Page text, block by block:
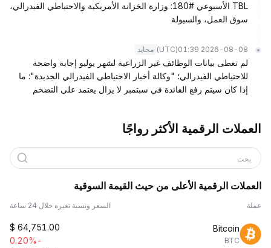
TBL الأسبوعي #180: وزارة الخزانة الأمريكية والاحتياطي الفيدرالي،
سوق العمل، والسيولة
2026-08-08 01:39
(UTC) محايد
لم تعطى بيانات الوظائف غير الزراعية لشهر يوليو إجابة واضحة
للاحتياطي الفيدرالي؛ "وكالة أخبار الاحتياطي الفيدرالي الجديدة": ما
إذا كان سيتم رفع الفائدة في سبتمبر لا يزال يعتمد على التضخم
العملات الرقمية الأكثر رواجًا
بحث
العملات الرقمية الأعلى من حيث القيمة السوقية
عملة السعر ونسبة تغيره خلال 24 ساعة
Bitcoin
BTC
$ 64,751.00
-0.20%